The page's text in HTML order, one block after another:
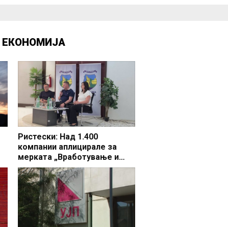
ЕКОНОМИЈА
Ристески: Над 1.400
компании аплицирале за
мерката „Вработување и
раст“, во Делчево 44 фирми
бараат поддршка за 65 нови
вработувања